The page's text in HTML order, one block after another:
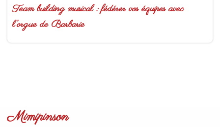
Team building musical : fédérer vos équipes avec
l’orgue de Barbarie
Mimipinson